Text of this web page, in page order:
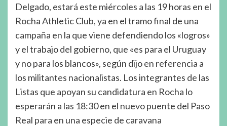
Delgado, estará este miércoles a las 19 horas en el
Rocha Athletic Club, ya en el tramo final de una
campaña en la que viene defendiendo los «logros»
y el trabajo del gobierno, que «es para el Uruguay
y no para los blancos», según dijo en referencia a
los militantes nacionalistas. Los integrantes de las
Listas que apoyan su candidatura en Rocha lo
esperarán a las 18:30 en el nuevo puente del Paso
Real para en una especie de caravana